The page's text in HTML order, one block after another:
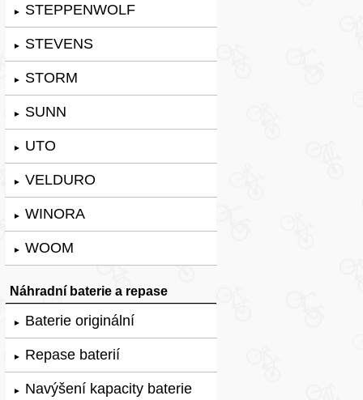
► STEPPENWOLF
► STEVENS
► STORM
► SUNN
► UTO
► VELDURO
► WINORA
► WOOM
Náhradní baterie a repase
► Baterie originální
► Repase baterií
► Navýšení kapacity baterie